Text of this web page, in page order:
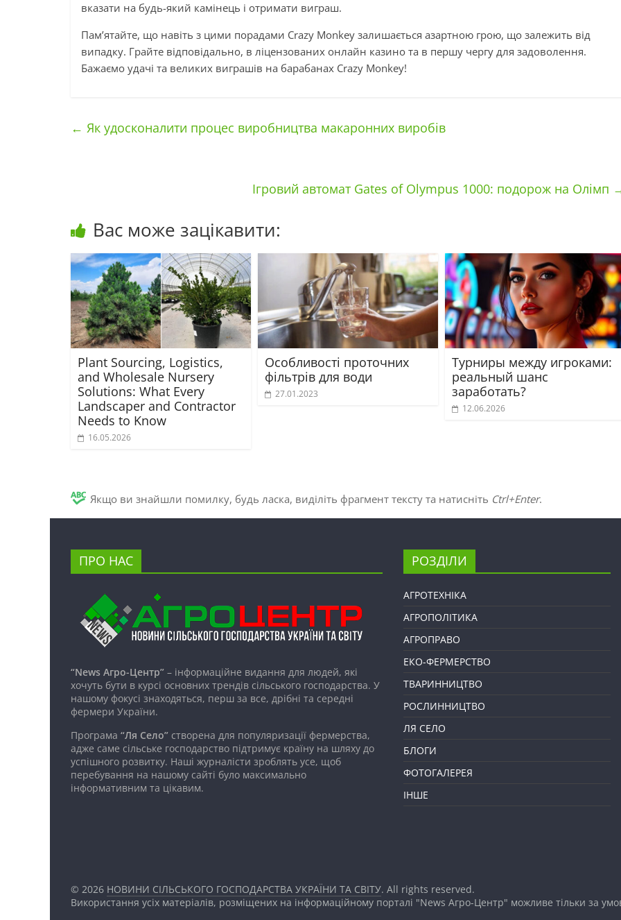
вказати на будь-який камінець і отримати виграш.
Пам’ятайте, що навіть з цими порадами Crazy Monkey залишається азартною грою, що залежить від
випадку. Грайте відповідально, в ліцензованих онлайн казино та в першу чергу для задоволення.
Бажаємо удачі та великих виграшів на барабанах Crazy Monkey!
← Як удосконалити процес виробництва макаронних виробів
Ігровий автомат Gates of Olympus 1000: подорож на Олімп
Вас може зацікавити:
Plant Sourcing, Logistics,
and Wholesale Nursery
Solutions: What Every
Landscaper and Contractor
Needs to Know
16.05.2026
Особливості проточних
фільтрів для води
27.01.2023
Турниры между игроками:
реальный шанс
заработать?
12.06.2026
Якщо ви знайшли помилку, будь ласка, виділіть фрагмент тексту та натисніть Ctrl+Enter.
ПРО НАС
“News Агро-Центр” – інформаційне видання для людей, які
хочуть бути в курсі основних трендів сільського господарства. У
нашому фокусі знаходяться, перш за все, дрібні та середні
фермери України.
Програма “Ля Село” створена для популяризації фермерства,
адже саме сільське господарство підтримує країну на шляху до
успішного розвитку. Наші журналісти зроблять усе, щоб
перебування на нашому сайті було максимально
інформативним та цікавим.
РОЗДІЛИ
АГРОТЕХНІКА
АГРОПОЛІТИКА
АГРОПРАВО
ЕКО-ФЕРМЕРСТВО
ТВАРИННИЦТВО
РОСЛИННИЦТВО
ЛЯ СЕЛО
БЛОГИ
ФОТОГАЛЕРЕЯ
ІНШЕ
© 2026 НОВИНИ СІЛЬСЬКОГО ГОСПОДАРСТВА УКРАЇНИ ТА СВІТУ. All rights reserved.
Використання усіх матеріалів, розміщених на інформаційному порталі "News Агро-Центр" можливе тільки за